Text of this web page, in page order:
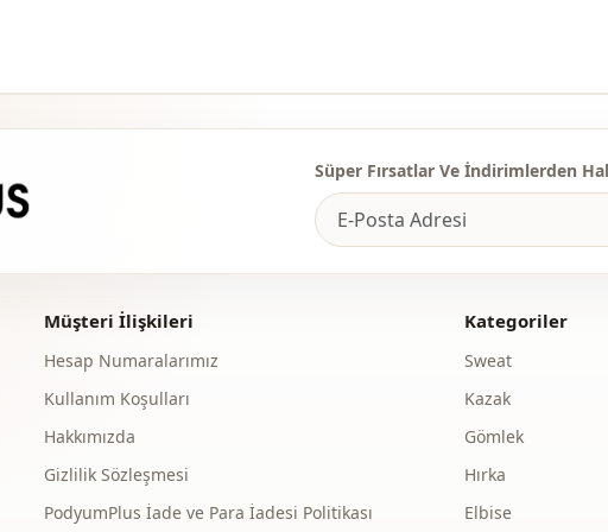
Süper Fırsatlar Ve İndirimlerden
Müşteri İlişkileri
Hesap Numaralarımız
Kullanım Koşulları
Hakkımızda
Gizlilik Sözleşmesi
PodyumPlus İade ve Para İadesi Politikası
Kategoriler
Sweat
Kazak
Gömlek
Hırka
Elbise